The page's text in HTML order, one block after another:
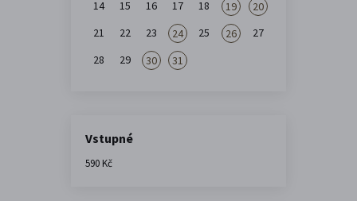
14
15 16 17 18 19
20
21
22 23 24 25 26
27
28
29 30 31
Vstupné
590 Kč